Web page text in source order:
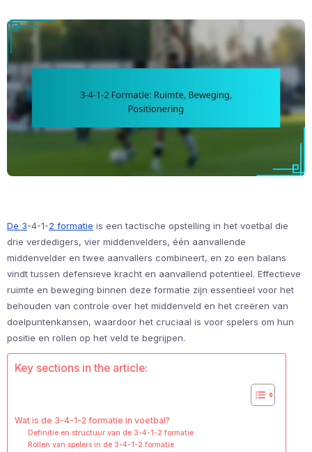
De 3-4-1-2 formatie is een tactische opstelling in het voetbal die
drie verdedigers, vier middenvelders, één aanvallende
middenvelder en twee aanvallers combineert, en zo een balans
vindt tussen defensieve kracht en aanvallend potentieel. Effectieve
ruimte en beweging binnen deze formatie zijn essentieel voor het
behouden van controle over het middenveld en het creëren van
doelpuntenkansen, waardoor het cruciaal is voor spelers om hun
positie en rollen op het veld te begrijpen.
Key sections in the article:
Wat is de 3-4-1-2 formatie in voetbal?
Definitie en structuur van de 3-4-1-2 formatie
Rollen van spelers in de 3-4-1-2 formatie